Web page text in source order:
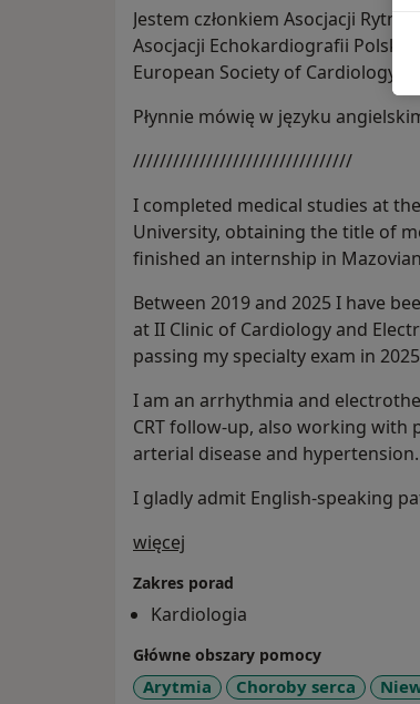
Jestem członkiem Asocjacji
Asocjacji Echokardiografii
European Society of Cardiology.
Płynnie mówię w języku
/////////////////////////////////
I completed medical studies at
University, obtaining the title of
finished an internship in
Between 2019 and 2025 I have
at II Clinic of Cardiology and
passing my specialty exam in
I am an arrhythmia and
CRT follow-up, also working
arterial disease and hypertension.
I gladly admit English-speaking
więcej
Zakres porad
Kardiologia
Główne obszary pomocy
Arytmia Choroby serca